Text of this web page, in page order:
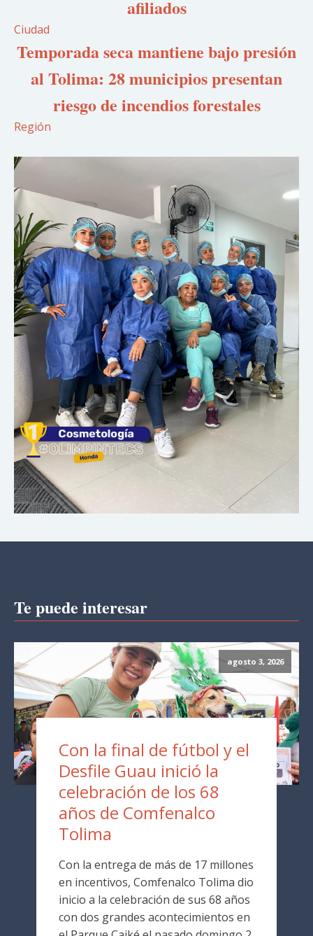
afiliados
Ciudad
Temporada seca mantiene bajo presión
al Tolima: 28 municipios presentan
riesgo de incendios forestales
Región
Te puede interesar
agosto 3, 2026
Con la final de fútbol y el
Desfile Guau inició la
celebración de los 68
años de Comfenalco
Tolima
Con la entrega de más de 17 millones
en incentivos, Comfenalco Tolima dio
inicio a la celebración de sus 68 años
con dos grandes acontecimientos en